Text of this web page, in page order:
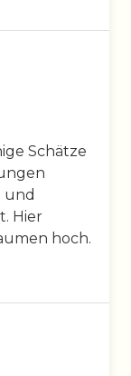
Schätze
und
Hier
hoch.